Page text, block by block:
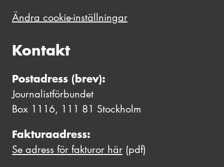
Ändra cookie-inställningar
Kontakt
Postadress (brev):
Journalistförbundet
Box 1116, 111 81 Stockholm
Fakturaadress:
Se adress för fakturor här (pdf)